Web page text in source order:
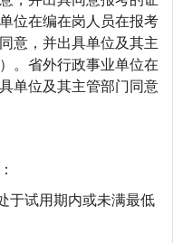
位在编在岗人员在报考
意，并出具单位及其主
。省外行政事业单位在
单位及其主管部门同意
于试用期内或未满最低